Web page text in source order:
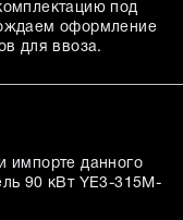
под
оформление
для ввоза.
импорте данного
90 кВт YE3-315M-